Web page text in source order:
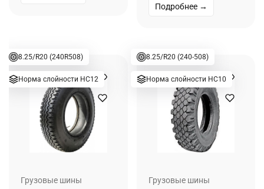
Подробнее →
8.25/R20 (240R508)
Норма слойности НС12
Грузовые шины
8.25/R20 (240-508)
Норма слойности НС10
Грузовые шины